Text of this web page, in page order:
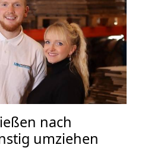
nach
umziehen